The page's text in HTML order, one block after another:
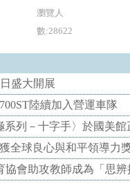
瀏覽人
數:28622
盛大開展
陸續加入營運車隊
列－十字手〉於國美館
全球良心與和平領導力
會助攻教師成為「思辨